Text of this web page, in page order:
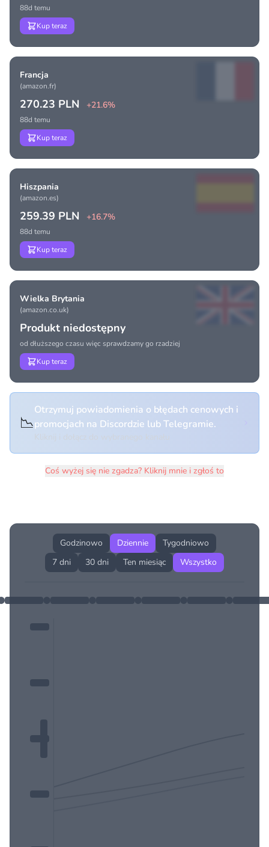
88d temu
Kup teraz
Francja
(amazon.fr)
270.23 PLN +21.6%
88d temu
Kup teraz
Hiszpania
(amazon.es)
259.39 PLN +16.7%
88d temu
Kup teraz
Wielka Brytania
(amazon.co.uk)
Produkt niedostępny
od dłuższego czasu więc sprawdzamy go rzadziej
Kup teraz
📉
Otrzymuj powiadomienia o błędach cenowych i
promocjach na Discordzie lub Telegramie.
Coś wyżej się nie zgadza? Kliknij mnie i zgłoś to
Godzinowo Dziennie
Tygodniowo
7 dni
30 dni Ten miesiąc Wszystko